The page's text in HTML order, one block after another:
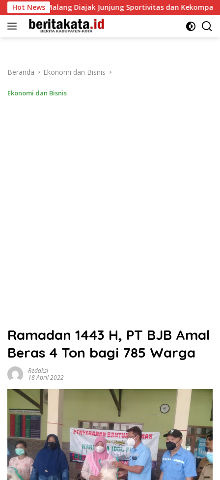
Langsung
ke
konten
Hot News
I Malang Diajak Junjung Sportivitas dan Kekompakan
Beranda Ekonomi dan Bisnis
Ekonomi dan Bisnis
Ramadan 1443 H, PT BJB Amal
Beras 4 Ton bagi 785 Warga
Redaksi
18 April 2022